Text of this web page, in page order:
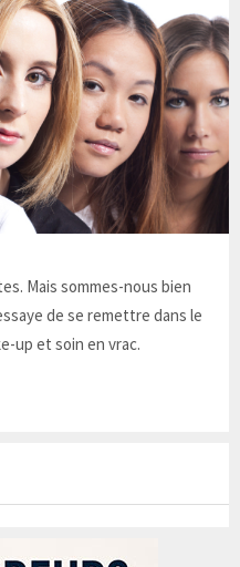
Mais sommes-nous bien
de se remettre dans le
up et soin en vrac.